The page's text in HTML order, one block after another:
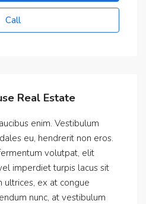
Call
Real Estate
enim. Vestibulum
eu, hendrerit non eros.
volutpat, elit
imperdiet turpis lacus sit
ultrices, ex at congue
nunc, at vestibulum